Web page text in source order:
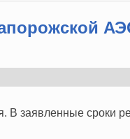
В заявленные сроки